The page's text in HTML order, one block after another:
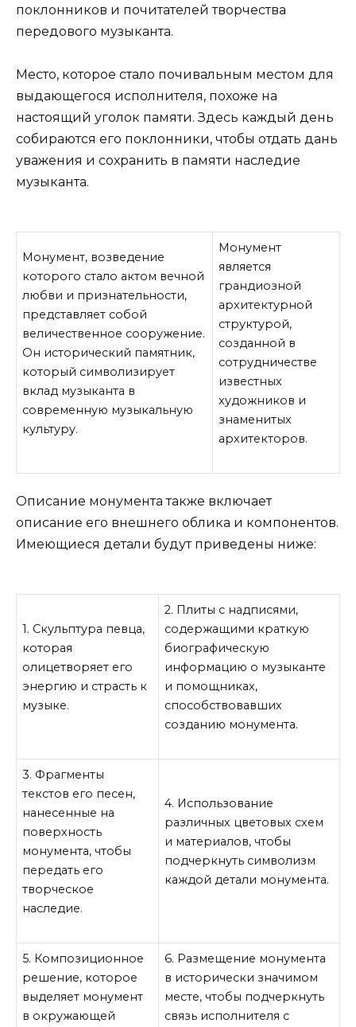
поклонников и почитателей творчества
передового музыканта.
Место, которое стало почивальным местом для
выдающегося исполнителя, похоже на
настоящий уголок памяти. Здесь каждый день
собираются его поклонники, чтобы отдать дань
уважения и сохранить в памяти наследие
музыканта.
Монумент, возведение
которого стало актом вечной
любви и признательности,
представляет собой
величественное сооружение.
Он исторический памятник,
который символизирует
вклад музыканта в
современную музыкальную
культуру.
Монумент
является
грандиозной
архитектурной
структурой,
созданной в
сотрудничестве
известных
художников и
знаменитых
архитекторов.
Описание монумента также включает
описание его внешнего облика и компонентов.
Имеющиеся детали будут приведены ниже:
1. Скульптура певца,
которая
олицетворяет его
энергию и страсть к
музыке.
2. Плиты с надписями,
содержащими краткую
биографическую
информацию о музыканте
и помощниках,
способствовавших
созданию монумента.
3. Фрагменты
текстов его песен,
нанесенные на
поверхность
монумента, чтобы
передать его
творческое
наследие.
4. Использование
различных цветовых схем
и материалов, чтобы
подчеркнуть символизм
каждой детали монумента.
5. Композиционное
решение, которое
выделяет монумент
в окружающей
6. Размещение монумента
в исторически значимом
месте, чтобы подчеркнуть
связь исполнителя с